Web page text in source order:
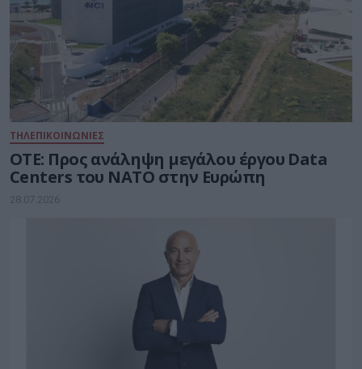
ΤΗΛΕΠΙΚΟΙΝΩΝΙΕΣ
ΟΤΕ: Προς ανάληψη μεγάλου έργου Data
Centers του ΝΑΤΟ στην Ευρώπη
28.07.2026